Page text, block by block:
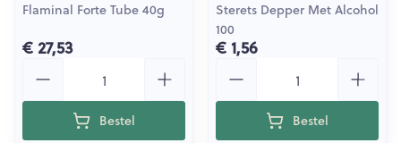
Flaminal Forte Tube 40g
€ 27,53
Bestel
Sterets Depper Met Alcohol
100
€ 1,56
Bestel